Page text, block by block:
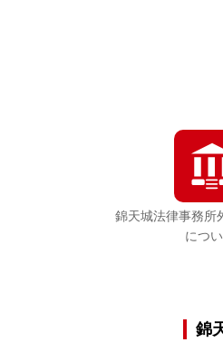
錦天城法律事務所
につ
錦